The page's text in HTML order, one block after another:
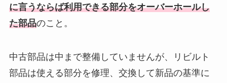
に言うならば利用できる部分をオーバーホールし
た部品のこと。
中古部品は中まで整備していませんが、リビルト
部品は使える部分を修理、交換して新品の基準に